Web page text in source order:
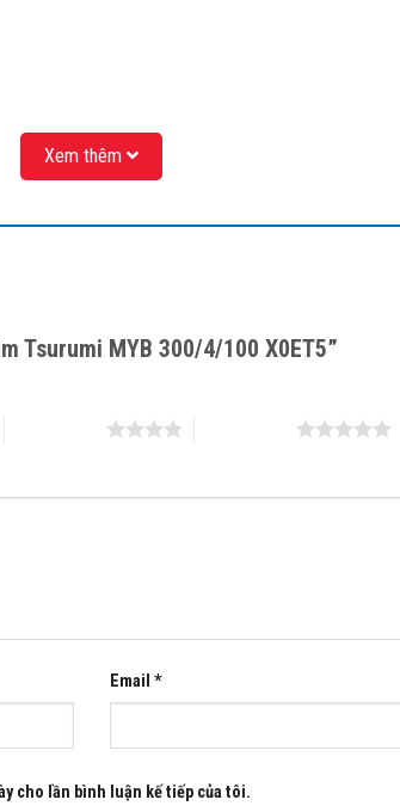
Xem thêm
Tsurumi MYB 300/4/100 X0ET5”
Email *
cho lần bình luận kế tiếp của tôi.